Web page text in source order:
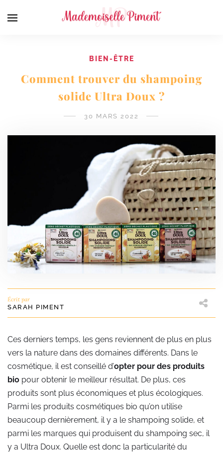
BIEN-ÊTRE
Comment trouver du shampoing
solide Ultra Doux ?
30 MARS 2022
Écrit par
SARAH PIMENT
Ces derniers temps, les gens reviennent de plus en plus
vers la nature dans des domaines différents. Dans le
cosmétique, il est conseillé d’opter pour des produits
bio pour obtenir le meilleur résultat. De plus, ces
produits sont plus économiques et plus écologiques.
Parmi les produits cosmétiques bio qu’on utilise
beaucoup dernièrement, il y a le shampoing solide, et
parmi les marques qui produisent du shampoing sec, il
y a Ultra Doux. Quelle est donc la particularité du